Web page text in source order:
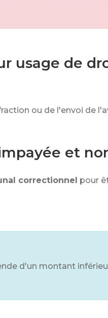
usage de
ou de l'envoi de
et
correctionnel pour
d'un montant